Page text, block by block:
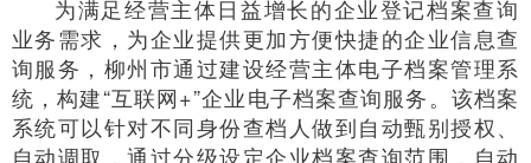
为满足经营主体日益增长的企业登记档案查询
业务需求，为企业提供更加方便快捷的企业信息查
询服务，柳州市通过建设经营主体电子档案管理系
统，构建“互联网+”企业电子档案查询服务。该档案
系统可以针对不同身份查档人做到自动甄别授权、
自动调取，通过分级设定企业档案查询范围，自动